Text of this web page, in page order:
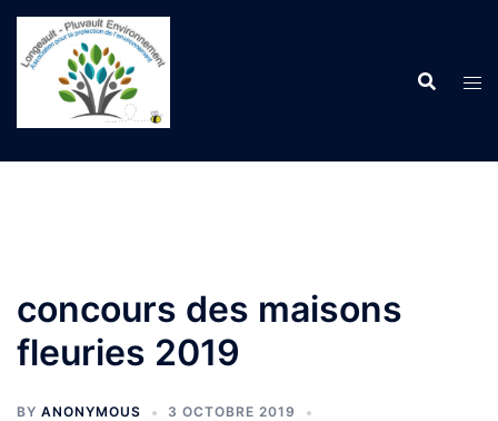
Aller
contenu
concours des maisons
fleuries 2019
BY ANONYMOUS
3 OCTOBRE 2019